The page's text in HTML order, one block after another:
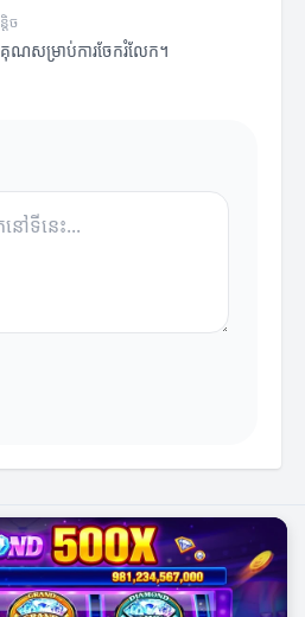
ច
ណសម្រាប់ការចែករំលែក។